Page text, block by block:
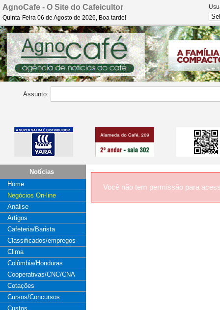
AgnoCafe - O Site do Cafeicultor
Quinta-Feira 06 de Agosto de 2026, Boa tarde!
Assunto:
Notícias
Home
Negócios On-line
Análise
Artigos
Cafeteria/Barista
Classificados/empregos
Clima
Colômbia/Honduras
Cooperativas/CNC/CNA
Cotações
Cursos/Concursos
Custos
Você não tem permissão para